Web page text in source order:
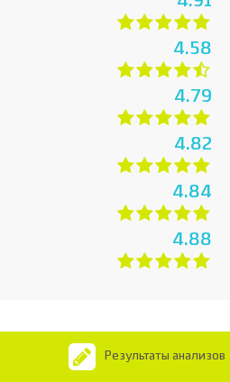
4.58
4.79
4.82
4.84
4.88
Результаты анализов